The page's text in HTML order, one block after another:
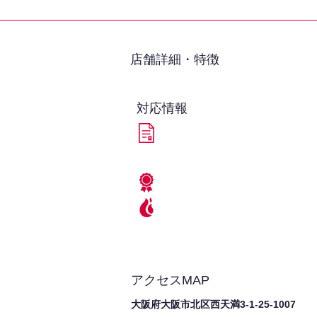
​店舗詳細・特徴
対応情報
アクセスMAP
大阪府大阪市北区西天満3-1-25-1007